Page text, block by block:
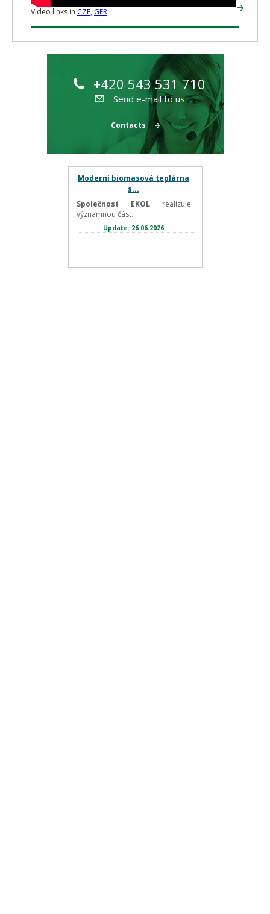
Video links in CZE, GER
+420 543 531 710
Send e-mail to us
Contacts
Moderní biomasová teplárna
s...
Společnost EKOLrealizuje
významnou část...
Update: 26.06.2026